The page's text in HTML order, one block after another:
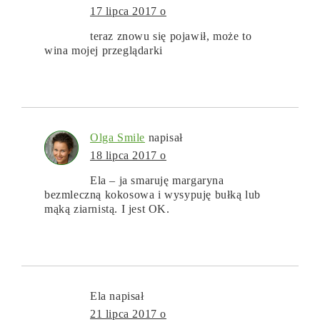
17 lipca 2017 o
teraz znowu się pojawił, może to
wina mojej przeglądarki
Olga Smile napisał
18 lipca 2017 o
Ela – ja smaruję margaryna
bezmleczną kokosowa i wysypuję bułką lub
mąką ziarnistą. I jest OK.
Ela napisał
21 lipca 2017 o